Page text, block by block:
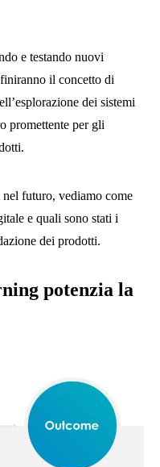
e testando nuovi
il concetto di
dei sistemi
promettente per gli
futuro, vediamo come
e quali sono stati i
dei prodotti.
potenzia la